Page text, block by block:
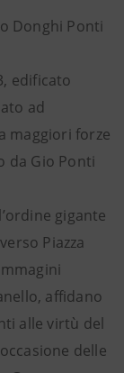
Donghi Ponti
edificato
ad
maggiori forze
da Gio Ponti
gigante
Piazza
affidano
alle virtù del
delle